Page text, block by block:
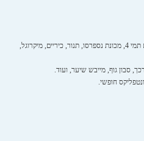
מטבח מאובזר – כולל מקרר גדול, בר מים תמי 4, מכונת נספרסו, תנור, כיריים, מיקרוגל,
חופשי.